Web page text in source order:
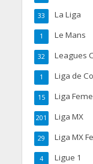
La Liga
33
Le Mans
1
Leagues
32
Liga de
1
Liga
15
Liga MX
201
Liga MX
29
Ligue 1
4